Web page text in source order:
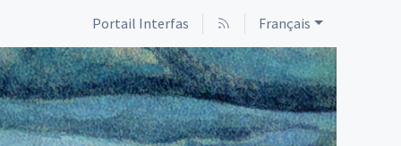
Portail Interfas Français